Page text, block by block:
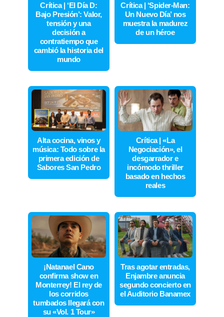
Crítica | ‘El Día D:
Bajo Presión’: Valor,
tensión y una
decisión a
contratiempo que
cambió la historia del
mundo
Crítica | ‘Spider-Man:
Un Nuevo Día’ nos
muestra la madurez
de un héroe
Alta cocina, vinos y
música: Todo sobre la
primera edición de
Sabores San Pedro
Crítica | «La
Negociación», el
desgarrador e
incómodo thriller
basado en hechos
reales
¡Natanael Cano
confirma show en
Monterrey! El rey de
los corridos
tumbados llegará con
su «Vol. 1 Tour»
Tras agotar entradas,
Enjambre anuncia
segundo concierto en
el Auditorio Banamex